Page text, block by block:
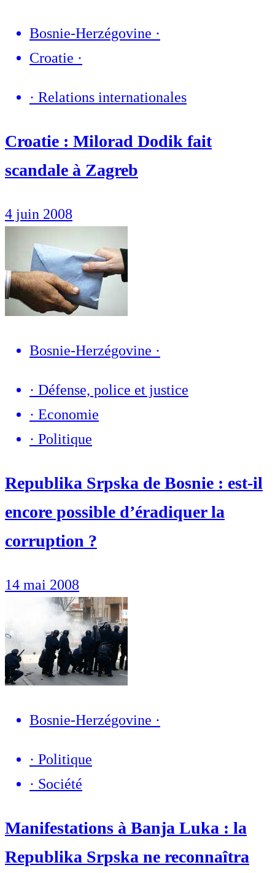
Bosnie-Herzégovine ·
Croatie ·
· Relations internationales
Croatie : Milorad Dodik fait
scandale à Zagreb
4 juin 2008
Bosnie-Herzégovine ·
· Défense, police et justice
· Economie
· Politique
Republika Srpska de Bosnie : est-il
encore possible d’éradiquer la
corruption ?
14 mai 2008
Bosnie-Herzégovine ·
· Politique
· Société
Manifestations à Banja Luka : la
Republika Srpska ne reconnaîtra